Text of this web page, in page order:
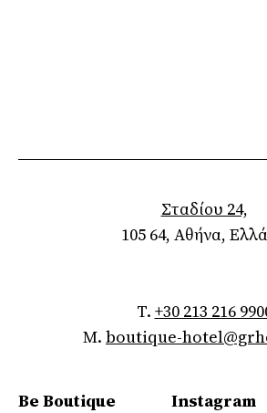
Σταδίου 24,
105 64, Αθήνα,
T. +30 213 216
M. boutique-
Be Boutique Instagram